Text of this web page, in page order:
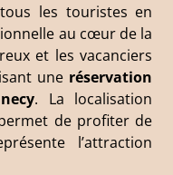
les touristes en
au cœur de la
et les vacanciers
une réservation
. La localisation
de profiter de
l’attraction